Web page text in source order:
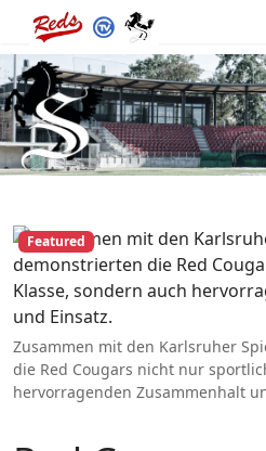
Zusammen mit den Karlsruher
die Red Cougars nicht nur
hervorragenden Zusammenhalt
Featured